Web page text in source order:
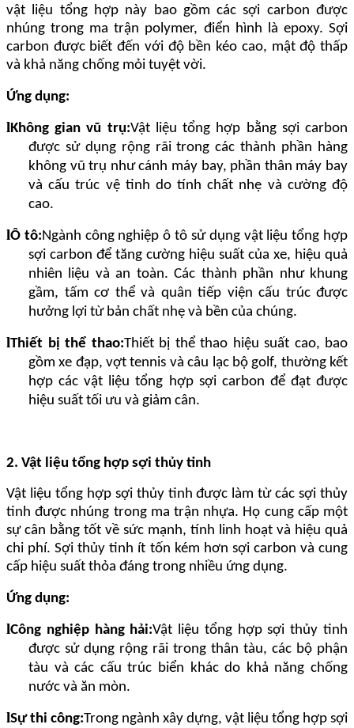
vật liệu tổng hợp này bao gồm các sợi carbon được
nhúng trong ma trận polymer, điển hình là epoxy. Sợi
carbon được biết đến với độ bền kéo cao, mật độ thấp
và khả năng chống mỏi tuyệt vời.
Ứng dụng:
lKhông gian vũ trụ:Vật liệu tổng hợp bằng sợi carbon
được sử dụng rộng rãi trong các thành phần hàng
không vũ trụ như cánh máy bay, phần thân máy bay
và cấu trúc vệ tinh do tính chất nhẹ và cường độ
cao.
lÔ tô:Ngành công nghiệp ô tô sử dụng vật liệu tổng hợp
sợi carbon để tăng cường hiệu suất của xe, hiệu quả
nhiên liệu và an toàn. Các thành phần như khung
gầm, tấm cơ thể và quân tiếp viện cấu trúc được
hưởng lợi từ bản chất nhẹ và bền của chúng.
lThiết bị thể thao:Thiết bị thể thao hiệu suất cao, bao
gồm xe đạp, vợt tennis và câu lạc bộ golf, thường kết
hợp các vật liệu tổng hợp sợi carbon để đạt được
hiệu suất tối ưu và giảm cân.
2. Vật liệu tổng hợp sợi thủy tinh
Vật liệu tổng hợp sợi thủy tinh được làm từ các sợi thủy
tinh được nhúng trong ma trận nhựa. Họ cung cấp một
sự cân bằng tốt về sức mạnh, tính linh hoạt và hiệu quả
chi phí. Sợi thủy tinh ít tốn kém hơn sợi carbon và cung
cấp hiệu suất thỏa đáng trong nhiều ứng dụng.
Ứng dụng:
lCông nghiệp hàng hải:Vật liệu tổng hợp sợi thủy tinh
được sử dụng rộng rãi trong thân tàu, các bộ phận
tàu và các cấu trúc biển khác do khả năng chống
nước và ăn mòn.
lSự thi công:Trong ngành xây dựng, vật liệu tổng hợp sợi